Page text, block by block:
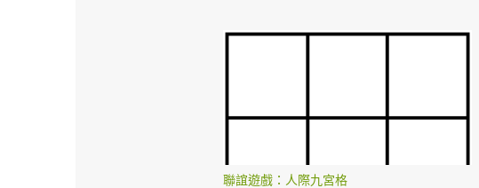
聯誼遊戲：人際九宮格